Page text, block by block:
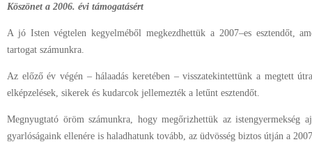
Köszönet a 2006. évi támogatásért
A jó Isten végtelen kegyelméből megkezdhettük a 2007–es esztendőt,
tartogat számunkra.
Az előző év végén – hálaadás keretében – visszatekintettünk a megtett
elképzelések, sikerek és kudarcok jellemezték a letűnt esztendőt.
Megnyugtató öröm számunkra, hogy megőrizhettük az istengyermekség
gyarlóságaink ellenére is haladhatunk tovább, az üdvösség biztos útján a